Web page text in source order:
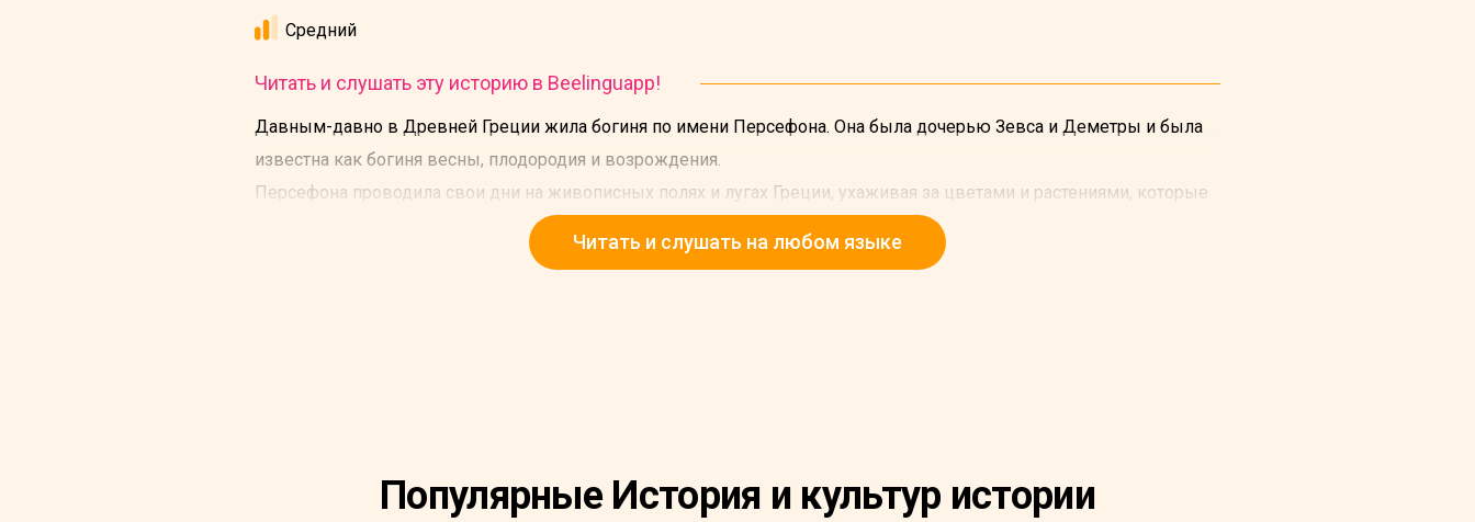
Средний
Читать и слушать эту историю в Beelinguapp!
Давным-давно в Древней Греции жила богиня по имени Персефона. Она была дочерью Зевса и Деметры и была
известна как богиня весны, плодородия и возрождения.
Персефона проводила свои дни на живописных полях и лугах Греции, ухаживая за цветами и растениями, которые
Читать и слушать на любом языке
Популярные История и культур истории